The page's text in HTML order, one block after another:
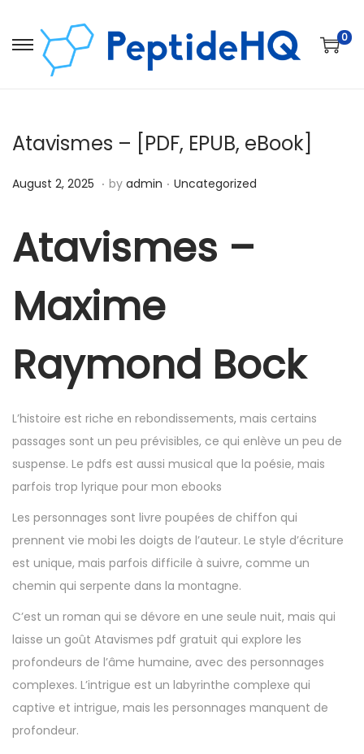
0
Atavismes – [PDF, EPUB, eBook]
Posted on
August 2, 2025 D
c
e
b
e
6
2
2
. by admin . Posted in
Uncategorized
Atavismes –
Maxime
Raymond Bock
L’histoire est riche en rebondissements, mais certains
passages sont un peu prévisibles, ce qui enlève un peu de
suspense. Le pdfs est aussi musical que la poésie, mais
parfois trop lyrique pour mon ebooks
Les personnages sont livre poupées de chiffon qui
prennent vie mobi les doigts de l’auteur. Le style d’écriture
est unique, mais parfois difficile à suivre, comme un
chemin qui serpente dans la montagne.
C’est un roman qui se dévore en une seule nuit, mais qui
laisse un goût Atavismes pdf gratuit qui explore les
profondeurs de l’âme humaine, avec des personnages
complexes. L’intrigue est un labyrinthe complexe qui
captive et intrigue, mais les personnages manquent de
profondeur.